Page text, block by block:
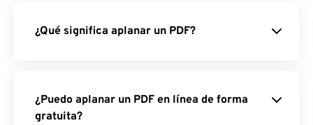
¿Qué significa aplanar un PDF?
¿Puedo aplanar un PDF en línea de forma
gratuita?